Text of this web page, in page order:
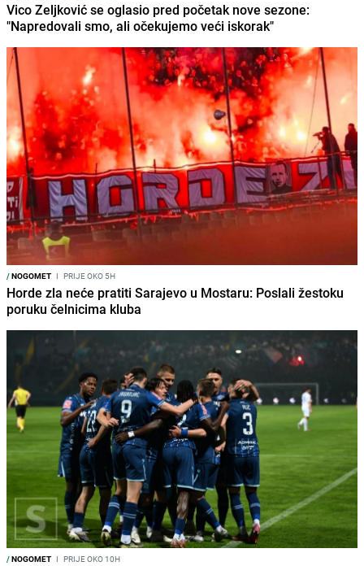
Vico Zeljković se oglasio pred početak nove sezone:
"Napredovali smo, ali očekujemo veći iskorak"
/NOGOMET I PRIJE OKO 5H
Horde zla neće pratiti Sarajevo u Mostaru: Poslali žestoku
poruku čelnicima kluba
/NOGOMET I PRIJE OKO 10H